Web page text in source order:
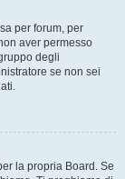
per forum, per
aver permesso
degli
se non sei
la propria Board. Se